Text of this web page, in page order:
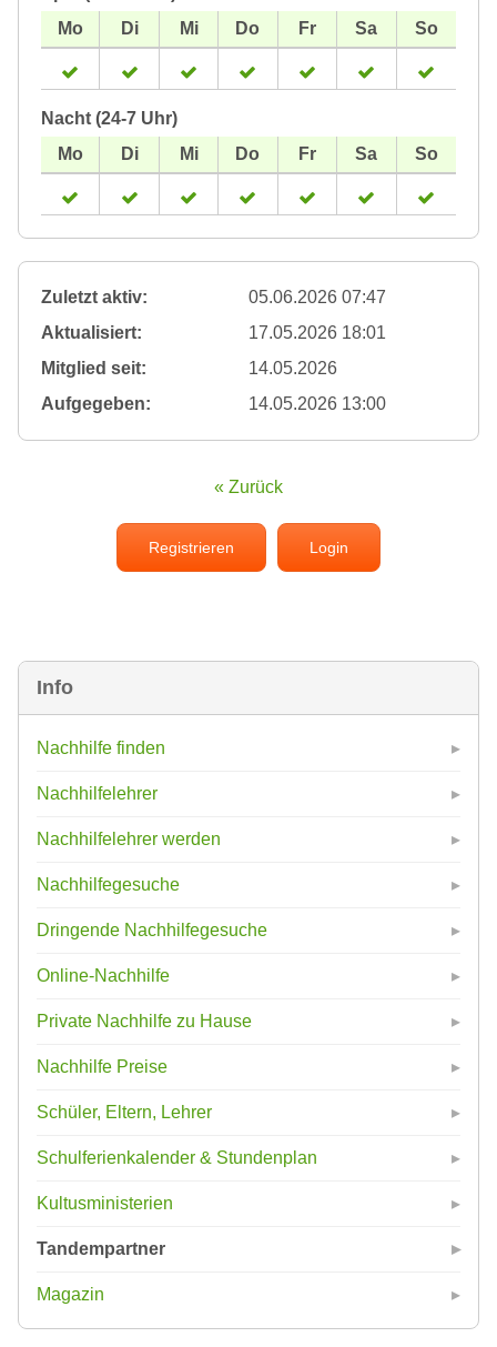
Info
Nachhilfe finden
Nachhilfelehrer
Nachhilfelehrer werden
Nachhilfegesuche
Dringende Nachhilfegesuche
Online-Nachhilfe
Private Nachhilfe zu Hause
Nachhilfe Preise
Schüler, Eltern, Lehrer
Schulferienkalender & Stundenplan
Kultusministerien
Tandempartner
Magazin
Nacht (24-7 Uhr)
Zuletzt aktiv:
05.06.2026 07:47
Aktualisiert:
17.05.2026 18:01
Mitglied seit:
14.05.2026
Aufgegeben:
14.05.2026 13:00
« Zurück
Registrieren Login